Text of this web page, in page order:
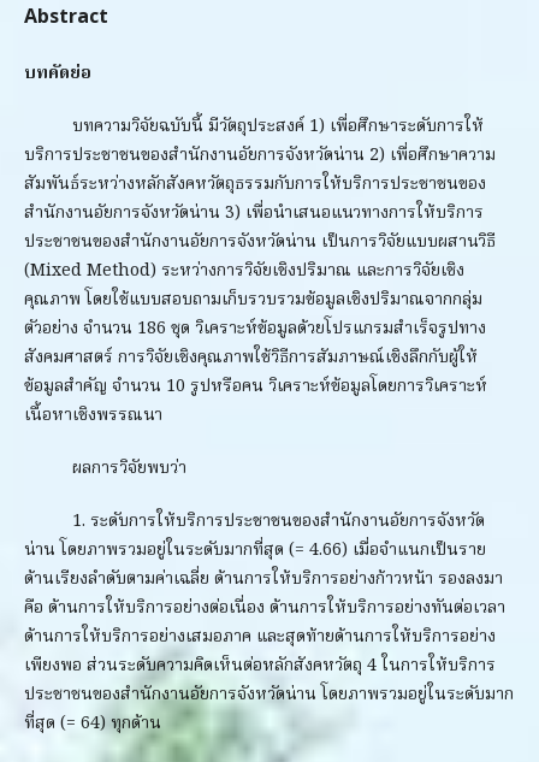
Abstract
บทคัดย่อ
บทความวิจัยฉบับนี้ มีวัตถุประสงค์ 1) เพื่อศึกษาระดับการให้
บริการประชาชนของสำนักงานอัยการจังหวัดน่าน 2) เพื่อศึกษาความ
สัมพันธ์ระหว่างหลักสังคหวัตถุธรรมกับการให้บริการประชาชนของ
สำนักงานอัยการจังหวัดน่าน 3) เพื่อนำเสนอแนวทางการให้บริการ
ประชาชนของสำนักงานอัยการจังหวัดน่าน เป็นการวิจัยแบบผสานวิธี
(Mixed Method) ระหว่างการวิจัยเชิงปริมาณ และการวิจัยเชิง
คุณภาพ โดยใช้แบบสอบถามเก็บรวบรวมข้อมูลเชิงปริมาณจากกลุ่ม
ตัวอย่าง จำนวน 186 ชุด วิเคราะห์ข้อมูลด้วยโปรแกรมสำเร็จรูปทาง
สังคมศาสตร์ การวิจัยเชิงคุณภาพใช้วิธีการสัมภาษณ์เชิงลึกกับผู้ให้
ข้อมูลสำคัญ จำนวน 10 รูปหรือคน วิเคราะห์ข้อมูลโดยการวิเคราะห์
เนื้อหาเชิงพรรณนา
ผลการวิจัยพบว่า
1. ระดับการให้บริการประชาชนของสำนักงานอัยการจังหวัด
น่าน โดยภาพรวมอยู่ในระดับมากที่สุด (= 4.66) เมื่อจำแนกเป็นราย
ด้านเรียงลำดับตามค่าเฉลี่ย ด้านการให้บริการอย่างก้าวหน้า รองลงมา
คือ ด้านการให้บริการอย่างต่อเนื่อง ด้านการให้บริการอย่างทันต่อเวลา
ด้านการให้บริการอย่างเสมอภาค และสุดท้ายด้านการให้บริการอย่าง
เพียงพอ ส่วนระดับความคิดเห็นต่อหลักสังคหวัตถุ 4 ในการให้บริการ
ประชาชนของสำนักงานอัยการจังหวัดน่าน โดยภาพรวมอยู่ในระดับมาก
ที่สุด (= 64) ทุกด้าน